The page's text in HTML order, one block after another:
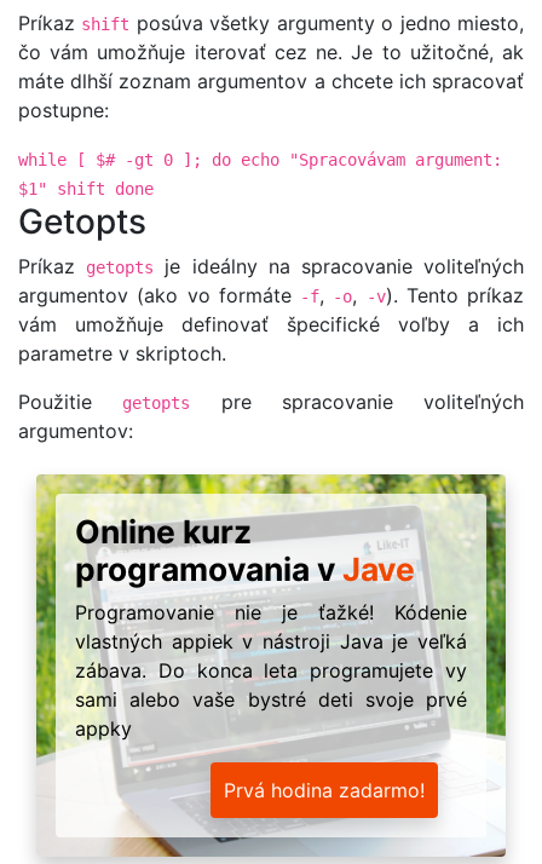
Príkaz shift posúva všetky argumenty o jedno miesto,
čo vám umožňuje iterovať cez ne. Je to užitočné, ak
máte dlhší zoznam argumentov a chcete ich spracovať
postupne:
while [ $# -gt 0 ]; do echo "Spracovávam argument:
$1" shift done
Getopts
Príkaz getopts
je ideálny na spracovanie voliteľných
argumentov (ako vo formáte -f, -o, -v). Tento príkaz
vám umožňuje definovať špecifické voľby a ich
parametre v skriptoch.
Použitie
getopts
pre spracovanie voliteľných
argumentov:
Online kurz
programovania vJave
Programovanie nie je ťažké! Kódenie
vlastných appiek v nástroji Java je veľká
zábava. Do konca leta programujete vy
sami alebo vaše bystré deti svoje prvé
appky
Prvá hodina zadarmo!